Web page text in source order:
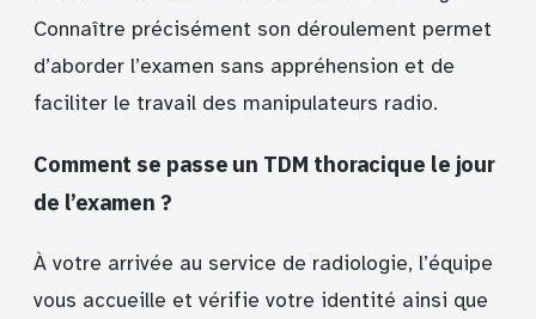
Connaître précisément son déroulement permet
d’aborder l’examen sans appréhension et de
faciliter le travail des manipulateurs radio.
Comment se passe un TDM thoracique le jour
de l’examen ?
À votre arrivée au service de radiologie, l’équipe
vous accueille et vérifie votre identité ainsi que